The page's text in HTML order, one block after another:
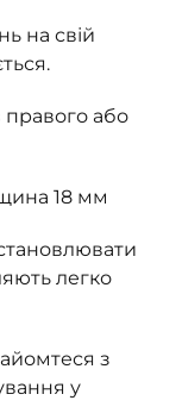
на свій
правого або
18 мм
легко
з
у